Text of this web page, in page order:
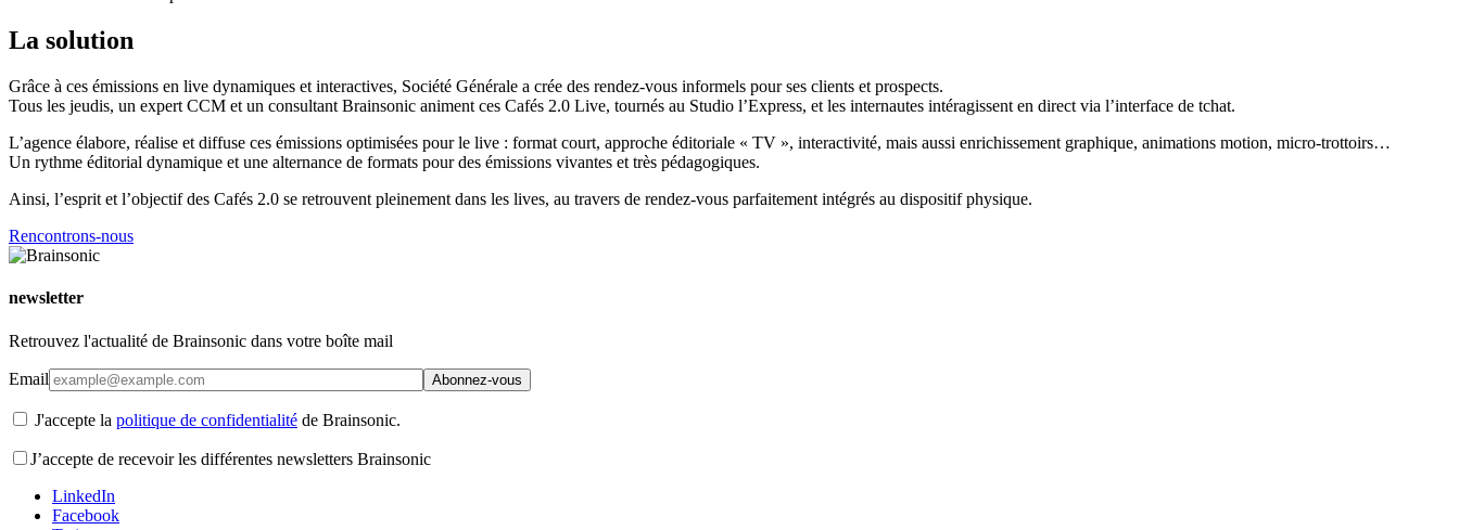
La solution
Grâce à ces émissions en live dynamiques et interactives, Société Générale a crée des rendez-vous informels pour ses clients et prospects.
Tous les jeudis, un expert CCM et un consultant Brainsonic animent ces Cafés 2.0 Live, tournés au Studio l’Express, et les internautes intéragissent en direct via l’interface de tchat.
L’agence élabore, réalise et diffuse ces émissions optimisées pour le live : format court, approche éditoriale « TV », interactivité, mais aussi enrichissement graphique, animations motion, micro-trottoirs…
Un rythme éditorial dynamique et une alternance de formats pour des émissions vivantes et très pédagogiques.
Ainsi, l’esprit et l’objectif des Cafés 2.0 se retrouvent pleinement dans les lives, au travers de rendez-vous parfaitement intégrés au dispositif physique.
Rencontrons-nous
newsletter
Retrouvez l'actualité de Brainsonic dans votre boîte mail
Email
J'accepte la politique de confidentialité de Brainsonic.
J’accepte de recevoir les différentes newsletters Brainsonic
LinkedIn
Facebook